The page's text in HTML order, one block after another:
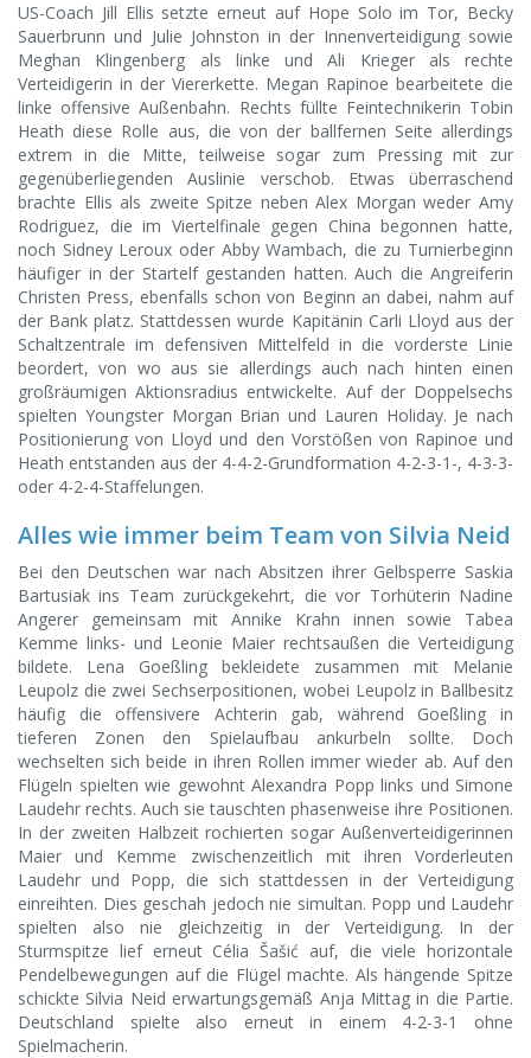
US-Coach Jill Ellis setzte erneut auf Hope Solo im Tor, Becky
Sauerbrunn und Julie Johnston in der Innenverteidigung sowie
Meghan Klingenberg als linke und Ali Krieger als rechte
Verteidigerin in der Viererkette. Megan Rapinoe bearbeitete die
linke offensive Außenbahn. Rechts füllte Feintechnikerin Tobin
Heath diese Rolle aus, die von der ballfernen Seite allerdings
extrem in die Mitte, teilweise sogar zum Pressing mit zur
gegenüberliegenden Auslinie verschob. Etwas überraschend
brachte Ellis als zweite Spitze neben Alex Morgan weder Amy
Rodriguez, die im Viertelfinale gegen China begonnen hatte,
noch Sidney Leroux oder Abby Wambach, die zu Turnierbeginn
häufiger in der Startelf gestanden hatten. Auch die Angreiferin
Christen Press, ebenfalls schon von Beginn an dabei, nahm auf
der Bank platz. Stattdessen wurde Kapitänin Carli Lloyd aus der
Schaltzentrale im defensiven Mittelfeld in die vorderste Linie
beordert, von wo aus sie allerdings auch nach hinten einen
großräumigen Aktionsradius entwickelte. Auf der Doppelsechs
spielten Youngster Morgan Brian und Lauren Holiday. Je nach
Positionierung von Lloyd und den Vorstößen von Rapinoe und
Heath entstanden aus der 4-4-2-Grundformation 4-2-3-1-, 4-3-3-
oder 4-2-4-Staffelungen.
Alles wie immer beim Team von Silvia Neid
Bei den Deutschen war nach Absitzen ihrer Gelbsperre Saskia
Bartusiak ins Team zurückgekehrt, die vor Torhüterin Nadine
Angerer gemeinsam mit Annike Krahn innen sowie Tabea
Kemme links- und Leonie Maier rechtsaußen die Verteidigung
bildete. Lena Goeßling bekleidete zusammen mit Melanie
Leupolz die zwei Sechserpositionen, wobei Leupolz in Ballbesitz
häufig die offensivere Achterin gab, während Goeßling in
tieferen Zonen den Spielaufbau ankurbeln sollte. Doch
wechselten sich beide in ihren Rollen immer wieder ab. Auf den
Flügeln spielten wie gewohnt Alexandra Popp links und Simone
Laudehr rechts. Auch sie tauschten phasenweise ihre Positionen.
In der zweiten Halbzeit rochierten sogar Außenverteidigerinnen
Maier und Kemme zwischenzeitlich mit ihren Vorderleuten
Laudehr und Popp, die sich stattdessen in der Verteidigung
einreihten. Dies geschah jedoch nie simultan. Popp und Laudehr
spielten also nie gleichzeitig in der Verteidigung. In der
Sturmspitze lief erneut Célia Šašić auf, die viele horizontale
Pendelbewegungen auf die Flügel machte. Als hängende Spitze
schickte Silvia Neid erwartungsgemäß Anja Mittag in die Partie.
Deutschland spielte also erneut in einem 4-2-3-1 ohne
Spielmacherin.